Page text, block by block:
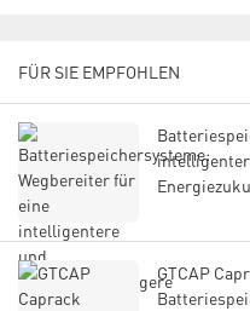
FÜR SIE EMPFOHLEN
GTCAP